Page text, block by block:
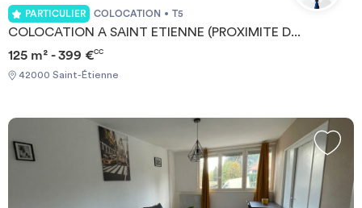
PARTICULIER COLOCATION T5
COLOCATION A SAINT ETIENNE (PROXIMITE D...
125 m² - 399 €CC
42000 Saint-Étienne